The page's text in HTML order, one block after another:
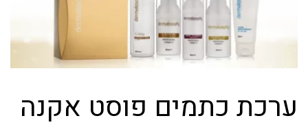
ערכת כתמים פוסט אקנה